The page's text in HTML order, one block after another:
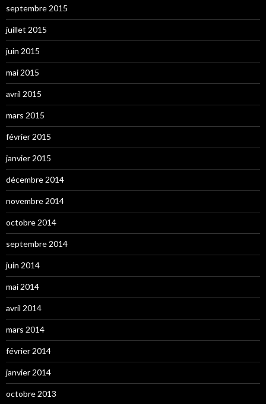
septembre 2015
juillet 2015
juin 2015
mai 2015
avril 2015
mars 2015
février 2015
janvier 2015
décembre 2014
novembre 2014
octobre 2014
septembre 2014
juin 2014
mai 2014
avril 2014
mars 2014
février 2014
janvier 2014
octobre 2013